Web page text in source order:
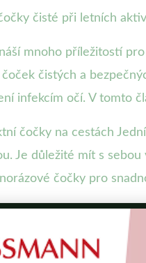
min čtení · Autor: Martin Fiala
čisté při letních
mnoho příležitostí
čistých a
infekcím očí. V tomto
čočky na cestách
Je důležité mít s
čočky pro